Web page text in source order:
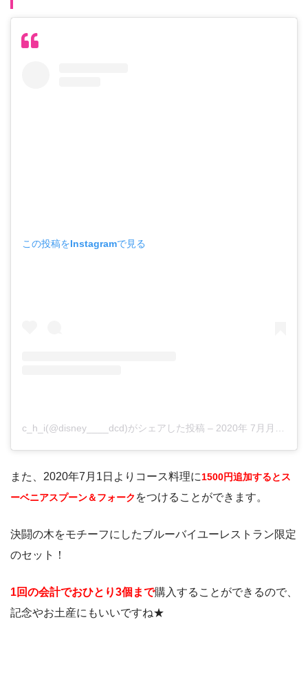
この投稿をInstagramで見る
c_h_i(@disney____dcd)がシェアした投稿 – 2020年 7月月19日午前2時27分PDT
また、2020年7月1日よりコース料理に1500円追加するとス
ーベニアスプーン＆フォーク をつけることができます。
決闘の木をモチーフにしたブルーバイユーレストラン限定
のセット！
1回の会計でおひとり3個まで購入することができるので、
記念やお土産にもいいですね★